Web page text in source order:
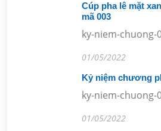
Cúp pha lê mặt
mã 003
ky-niem-chuong-
01/05/2022
Kỷ niệm chương
ky-niem-chuong-
01/05/2022